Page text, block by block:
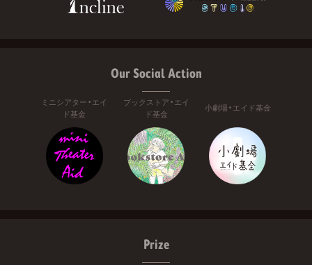
Our Social Action
ミニシアター・エイ
ド基金
ブックストア・エイ
ド基金
小劇場・エイド基金
Prize